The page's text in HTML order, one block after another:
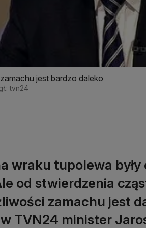
jest bardzo daleko
tvn24
wraku tupolewa
od stwierdzenia
zamachu jest
TVN24 minister